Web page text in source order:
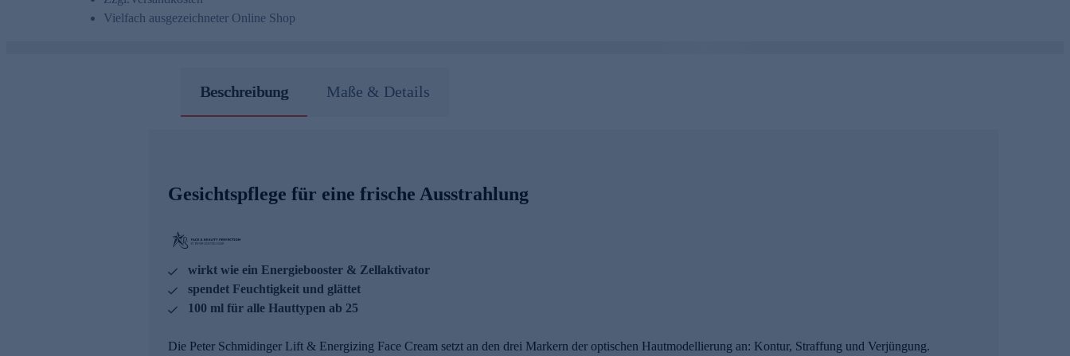
Vielfach ausgezeichneter Online Shop
Beschreibung Maße & Details
Gesichtspflege für eine frische Ausstrahlung
wirkt wie ein Energiebooster & Zellaktivator
spendet Feuchtigkeit und glättet
100 ml für alle Hauttypen ab 25
Die Peter Schmidinger Lift & Energizing Face Cream setzt an den drei Markern der optischen Hautmodellierung an: Kontur, Straffung und Verjüngung.